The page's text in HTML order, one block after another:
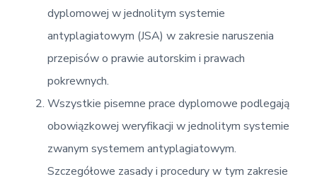
dyplomowej w jednolitym systemie
antyplagiatowym (JSA) w zakresie naruszenia
przepisów o prawie autorskim i prawach
pokrewnych.
Wszystkie pisemne prace dyplomowe podlegają
obowiązkowej weryfikacji w jednolitym systemie
zwanym systemem antyplagiatowym.
Szczegółowe zasady i procedury w tym zakresie